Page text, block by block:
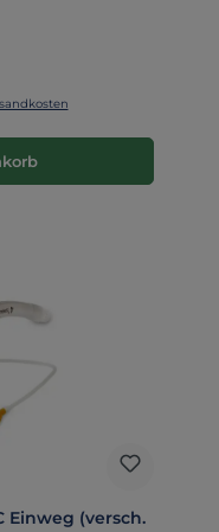
Einweg (versch.